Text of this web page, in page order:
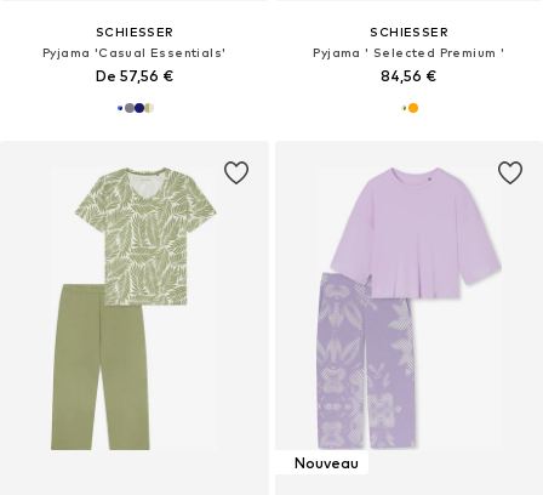
SCHIESSER
Pyjama 'Casual Essentials'
De 57,56 €
SCHIESSER
Pyjama ' Selected Premium '
84,56 €
Nouveau